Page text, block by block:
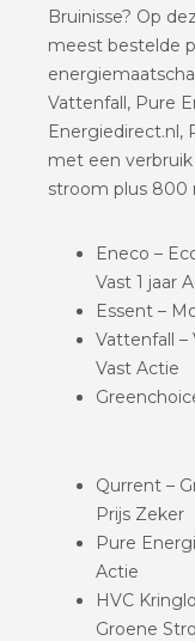
Bruinisse? Op
meest bestelde
Vattenfall, Pure
Energiedirect.nl,
met een
stroom plus 800
Eneco –
Vast 1 jaar
Essent –
Vattenfall –
Vast Actie
Qurrent –
Prijs Zeker
Pure
Actie
HVC
Groene